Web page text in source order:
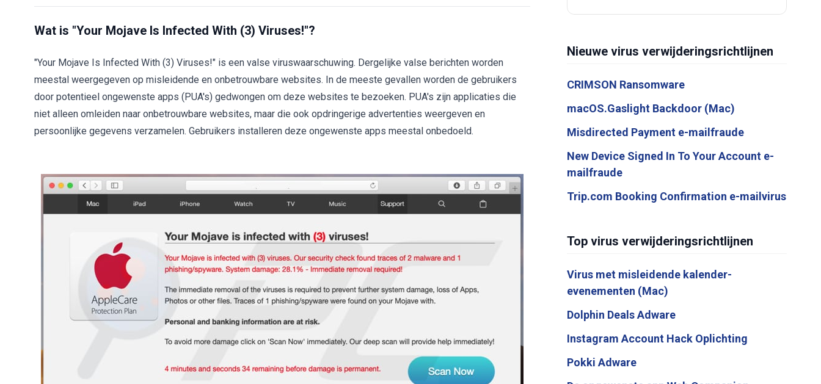
Wat is "Your Mojave Is Infected With (3) Viruses!"?
"Your Mojave Is Infected With (3) Viruses!" is een valse viruswaarschuwing. Dergelijke valse berichten worden
meestal weergegeven op misleidende en onbetrouwbare websites. In de meeste gevallen worden de gebruikers
door potentieel ongewenste apps (PUA's) gedwongen om deze websites te bezoeken. PUA's zijn applicaties die
niet alleen omleiden naar onbetrouwbare websites, maar die ook opdringerige advertenties weergeven en
persoonlijke gegevens verzamelen. Gebruikers installeren deze ongewenste apps meestal onbedoeld.
Nieuwe virus verwijderingsrichtlijnen
CRIMSON Ransomware
macOS.Gaslight Backdoor (Mac)
Misdirected Payment e-mailfraude
New Device Signed In To Your Account e-
mailfraude
Trip.com Booking Confirmation e-mailvirus
Top virus verwijderingsrichtlijnen
Virus met misleidende kalender-
evenementen (Mac)
Dolphin Deals Adware
Instagram Account Hack Oplichting
Pokki Adware